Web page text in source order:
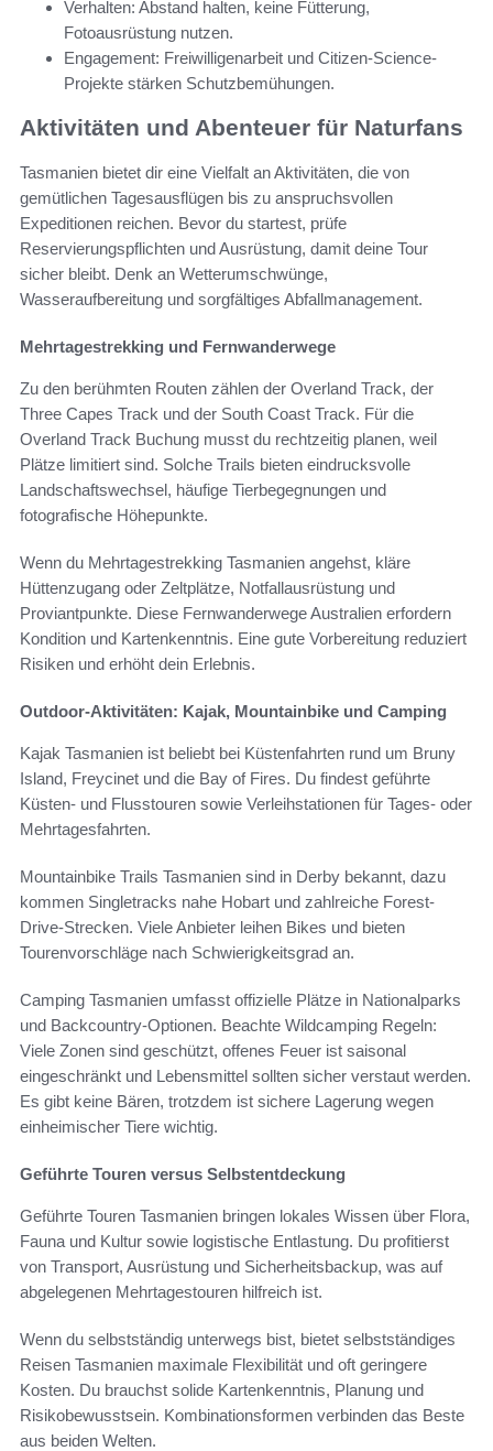
Verhalten: Abstand halten, keine Fütterung,
Fotoausrüstung nutzen.
Engagement: Freiwilligenarbeit und Citizen-Science-
Projekte stärken Schutzbemühungen.
Aktivitäten und Abenteuer für Naturfans
Tasmanien bietet dir eine Vielfalt an Aktivitäten, die von
gemütlichen Tagesausflügen bis zu anspruchsvollen
Expeditionen reichen. Bevor du startest, prüfe
Reservierungspflichten und Ausrüstung, damit deine Tour
sicher bleibt. Denk an Wetterumschwünge,
Wasseraufbereitung und sorgfältiges Abfallmanagement.
Mehrtagestrekking und Fernwanderwege
Zu den berühmten Routen zählen der Overland Track, der
Three Capes Track und der South Coast Track. Für die
Overland Track Buchung musst du rechtzeitig planen, weil
Plätze limitiert sind. Solche Trails bieten eindrucksvolle
Landschaftswechsel, häufige Tierbegegnungen und
fotografische Höhepunkte.
Wenn du Mehrtagestrekking Tasmanien angehst, kläre
Hüttenzugang oder Zeltplätze, Notfallausrüstung und
Proviantpunkte. Diese Fernwanderwege Australien erfordern
Kondition und Kartenkenntnis. Eine gute Vorbereitung reduziert
Risiken und erhöht dein Erlebnis.
Outdoor-Aktivitäten: Kajak, Mountainbike und Camping
Kajak Tasmanien ist beliebt bei Küstenfahrten rund um Bruny
Island, Freycinet und die Bay of Fires. Du findest geführte
Küsten- und Flusstouren sowie Verleihstationen für Tages- oder
Mehrtagesfahrten.
Mountainbike Trails Tasmanien sind in Derby bekannt, dazu
kommen Singletracks nahe Hobart und zahlreiche Forest-
Drive-Strecken. Viele Anbieter leihen Bikes und bieten
Tourenvorschläge nach Schwierigkeitsgrad an.
Camping Tasmanien umfasst offizielle Plätze in Nationalparks
und Backcountry-Optionen. Beachte Wildcamping Regeln:
Viele Zonen sind geschützt, offenes Feuer ist saisonal
eingeschränkt und Lebensmittel sollten sicher verstaut werden.
Es gibt keine Bären, trotzdem ist sichere Lagerung wegen
einheimischer Tiere wichtig.
Geführte Touren versus Selbstentdeckung
Geführte Touren Tasmanien bringen lokales Wissen über Flora,
Fauna und Kultur sowie logistische Entlastung. Du profitierst
von Transport, Ausrüstung und Sicherheitsbackup, was auf
abgelegenen Mehrtagestouren hilfreich ist.
Wenn du selbstständig unterwegs bist, bietet selbstständiges
Reisen Tasmanien maximale Flexibilität und oft geringere
Kosten. Du brauchst solide Kartenkenntnis, Planung und
Risikobewusstsein. Kombinationsformen verbinden das Beste
aus beiden Welten.